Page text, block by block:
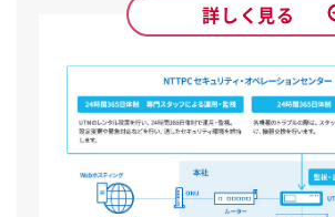
詳しく見る